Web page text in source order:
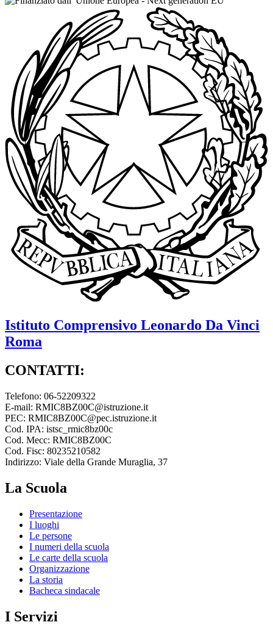
Istituto Comprensivo Leonardo Da Vinci
Roma
CONTATTI:
Telefono: 06-52209322
E-mail: RMIC8BZ00C@istruzione.it
PEC: RMIC8BZ00C@pec.istruzione.it
Cod. IPA: istsc_rmic8bz00c
Cod. Mecc: RMIC8BZ00C
Cod. Fisc: 80235210582
Indirizzo: Viale della Grande Muraglia, 37
La Scuola
Presentazione
I luoghi
Le persone
I numeri della scuola
Le carte della scuola
Organizzazione
La storia
Bacheca sindacale
I Servizi